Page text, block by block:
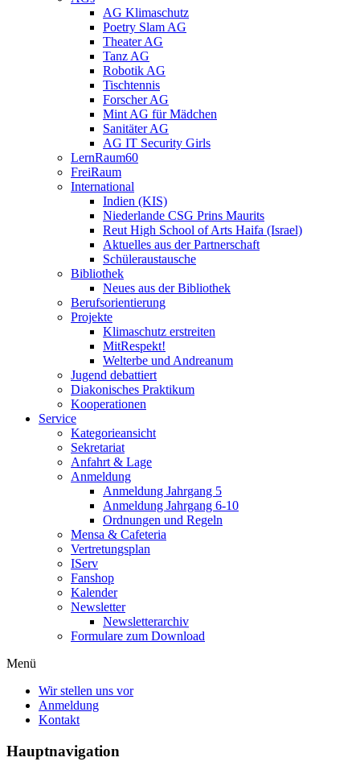
AG Klimaschutz
Poetry Slam AG
Theater AG
Tanz AG
Robotik AG
Tischtennis
Forscher AG
Mint AG für Mädchen
Sanitäter AG
AG IT Security Girls
LernRaum60
FreiRaum
International
Indien (KIS)
Niederlande CSG Prins Maurits
Reut High School of Arts Haifa (Israel)
Aktuelles aus der Partnerschaft
Schüleraustausche
Bibliothek
Neues aus der Bibliothek
Berufsorientierung
Projekte
Klimaschutz erstreiten
MitRespekt!
Welterbe und Andreanum
Jugend debattiert
Diakonisches Praktikum
Kooperationen
Service
Kategorieansicht
Sekretariat
Anfahrt & Lage
Anmeldung
Anmeldung Jahrgang 5
Anmeldung Jahrgang 6-10
Ordnungen und Regeln
Mensa & Cafeteria
Vertretungsplan
IServ
Fanshop
Kalender
Newsletter
Newsletterarchiv
Formulare zum Download
Menü
Wir stellen uns vor
Anmeldung
Kontakt
Hauptnavigation